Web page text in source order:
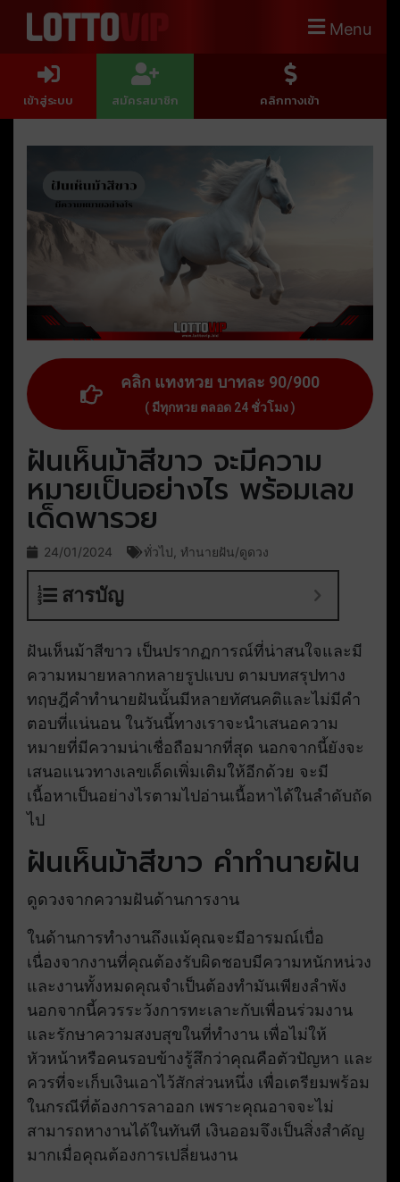
Menu
เข้าสู่ระบบ สมัครสมาชิก คลิกทางเข้า
คลิก แทงหวย บาทละ 90/900
( มีทุกหวย ตลอด 24 ชั่วโมง )
ฝันเห็นม้าสีขาว จะมีความ
หมายเป็นอย่างไร พร้อมเลข
เด็ดพารวย
24/01/2024 ทั่วไป ทำนายฝัน/ดูดวง
สารบัญ
ฝันเห็นม้าสีขาว เป็นปรากฏการณ์ที่น่าสนใจและมี
ความหมายหลากหลายรูปแบบ ตามบทสรุปทาง
ทฤษฎีคำทำนายฝันนั้นมีหลายทัศนคติและไม่มีคำ
ตอบที่แน่นอน ในวันนี้ทางเราจะนำเสนอความ
หมายที่มีความน่าเชื่อถือมากที่สุด นอกจากนี้ยังจะ
เสนอแนวทางเลขเด็ดเพิ่มเติมให้อีกด้วย จะมี
เนื้อหาเป็นอย่างไรตามไปอ่านเนื้อหาได้ในลำดับถัด
ไป
ฝันเห็นม้าสีขาว คำทำนายฝัน
ดูดวงจากความฝันด้านการงาน
ในด้านการทำงานถึงแม้คุณจะมีอารมณ์เบื่อ
เนื่องจากงานที่คุณต้องรับผิดชอบมีความหนักหน่วง
และงานทั้งหมดคุณจำเป็นต้องทำมันเพียงลำพัง
นอกจากนี้ควรระวังการทะเลาะกับเพื่อนร่วมงาน
และรักษาความสงบสุขในที่ทำงาน เพื่อไม่ให้
หัวหน้าหรือคนรอบข้างรู้สึกว่าคุณคือตัวปัญหา และ
ควรที่จะเก็บเงินเอาไว้สักส่วนหนึ่ง เพื่อเตรียมพร้อม
ในกรณีที่ต้องการลาออก เพราะคุณอาจจะไม่
สามารถหางานได้ในทันที เงินออมจึงเป็นสิ่งสำคัญ
มากเมื่อคุณต้องการเปลี่ยนงาน